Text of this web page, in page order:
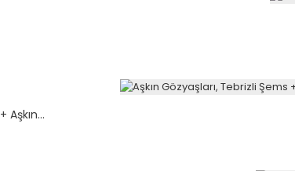
Aşkın...